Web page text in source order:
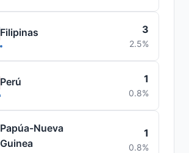
Filipinas 3
2.5%
Perú 1
0.8%
Papúa-Nueva
Guinea
1
0.8%